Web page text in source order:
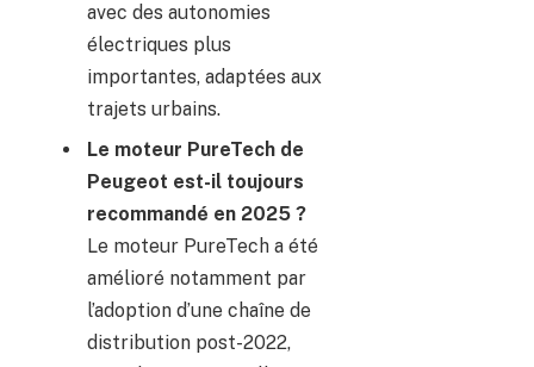
avec des autonomies
électriques plus
importantes, adaptées aux
trajets urbains.
Le moteur PureTech de
Peugeot est-il toujours
recommandé en 2025 ?
Le moteur PureTech a été
amélioré notamment par
l’adoption d’une chaîne de
distribution post-2022,